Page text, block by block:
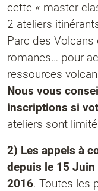
cette « master
2 ateliers
Parc des Volcans
romanes… pour
ressources
Nous vous
inscriptions si
ateliers sont
2) Les appels à
depuis le 15
2016. Toutes les